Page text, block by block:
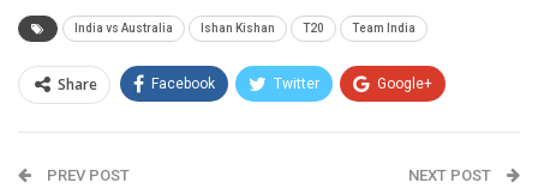
India vs Australia Ishan Kishan T20 Team India
Share Facebook Twitter Google+
Email
PREV POST NEXT POST